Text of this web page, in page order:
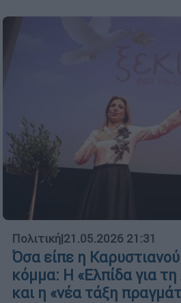
Πολιτική|21.05.2026 21:31
Όσα είπε η Καρυστιανού
κόμμα: Η «Ελπίδα για
και η «νέα τάξη